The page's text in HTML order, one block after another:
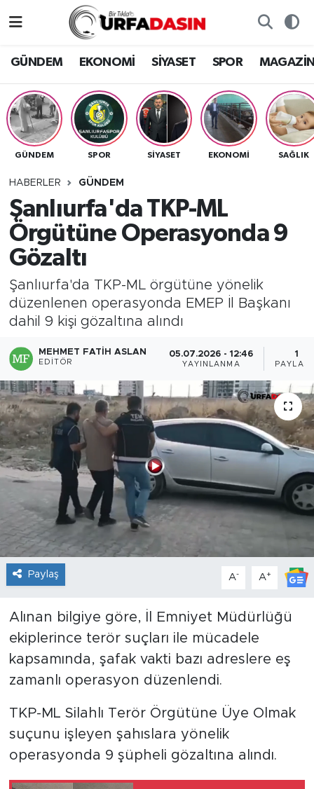
GÜNDEM EKONOMİ SİYASET SPOR
GÜNDEM SPOR SİYASET EKONOMİ SAĞLIK
HABERLER GÜNDEM
Şanlıurfa'da TKP-ML
Örgütüne Operasyonda 9
Gözaltı
Şanlıurfa'da TKP-ML örgütüne yönelik
düzenlenen operasyonda EMEP İl Başkanı
dahil 9 kişi gözaltına alındı
MEHMET FATIH ASLAN
EDITÖR
05.07.2026 - 12:46
YAYINLANMA
1
Paylaş A- A+
Alınan bilgiye göre, İl Emniyet Müdürlüğü
ekiplerince terör suçları ile mücadele
kapsamında, şafak vakti bazı adreslere eş
zamanlı operasyon düzenlendi.
TKP-ML Silahlı Terör Örgütüne Üye Olmak
suçunu işleyen şahıslara yönelik
operasyonda 9 şüpheli gözaltına alındı.
EKONOMİ
SİYASET
SPOR
SAĞLIK
TEKNOLOJİ
OTOMOBİL
Gizlilik ve Güvenlik Politikası
İletişim
Nöbetçi Eczaneler
Hava Durumu
Namaz Vakitleri
Trafik Durumu
Tüm Manşetler
Son Dakika Haberleri
Haber Arşivi